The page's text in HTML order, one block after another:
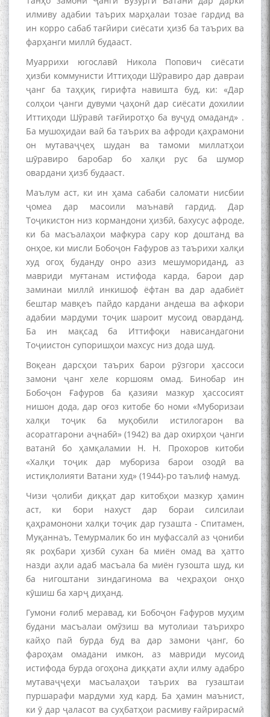
илмиву адабии таърих марҳалаи тозае гардид ва
ин корро сабаб тағйири сиёсати ҳизб ба таърих ва
фарҳанги миллӣ будааст.
Муаррихи югославӣ Никола Попович сиёсати
ҳизби коммунисти Иттиҳоди Шӯравиро дар давраи
ҷанг ба таҳқиқ гирифта навишта буд, ки: «Дар
солҳои ҷанги дувуми ҷаҳонӣ дар сиёсати дохилии
Иттиҳоди Шӯравӣ тағйиротҳо ба вуҷуд омаданд» .
Ба мушоҳидаи вай ба таърих ва афроди қаҳрамони
он мутаваҷҷеҳ шудан ва тамоми миллатҳои
шӯравиро баробар бо халқи рус ба шумор
овардани ҳизб будааст.
Маълум аст, ки ин ҳама сабаби саломати нисбии
ҷомеа дар масоили маънавӣ гардид. Дар
Тоҷикистон низ кормандони ҳизбӣ, бахусус афроде,
ки ба масъалаҳои мафкура сару кор доштанд ва
онҳое, ки мисли Бобоҷон Ғафуров аз таърихи халқи
худ огоҳ буданду онро азиз мешумориданд, аз
мавриди муғтанам истифода карда, барои дар
заминаи миллӣ инкишоф ёфтан ва дар адабиёт
бештар мавқеъ пайдо кардани андеша ва афкори
адабии мардуми тоҷик шароит мусоид оварданд.
Ба ин мақсад ба Иттифоқи нависандагони
Тоҷиистон супоришҳои махсус низ дода шуд.
Воқеан дарсҳои таърих барои рӯзгори ҳассоси
замони ҷанг хеле коршоям омад. Бинобар ин
Бобоҷон Ғафуров ба қазияи мазкур ҳассосият
нишон дода, дар оғоз китобе бо номи «Муборизаи
халқи тоҷик ба муқобили истилогарон ва
асоратгарони аҷнабӣ» (1942) ва дар охирҳои ҷанги
ватанӣ бо ҳамқаламии Н. Н. Прохоров китоби
«Халқи тоҷик дар мубориза барои озодӣ ва
истиқлолияти Ватани худ» (1944)-ро таълиф намуд.
Чизи ҷолиби диққат дар китобҳои мазкур ҳамин
аст, ки бори нахуст дар бораи силсилаи
қаҳрамонони халқи тоҷик дар гузашта - Спитамен,
Муқаннаъ, Темурмалик бо ин муфассалӣ аз ҷониби
як роҳбари ҳизбӣ сухан ба миён омад ва ҳатто
назди аҳли адаб масъала ба миён гузошта шуд, ки
ба нигоштани зиндагинома ва чеҳраҳои онҳо
кӯшиш ба харҷ диҳанд.
Гумони ғолиб меравад, ки Бобоҷон Ғафуров муҳим
будани масъалаи омӯзиш ва мутолиаи таърихро
кайҳо пай бурда буд ва дар замони ҷанг, бо
фароҳам омадани имкон, аз мавриди мусоид
истифода бурда огоҳона диққати аҳли илму адабро
мутаваҷҷеҳи масъалаҳои таърих ва гузаштаи
пуршарафи мардуми худ кард. Ба ҳамин маънист,
ки ӯ дар ҷаласот ва суҳбатҳои расмиву ғайрирасмӣ